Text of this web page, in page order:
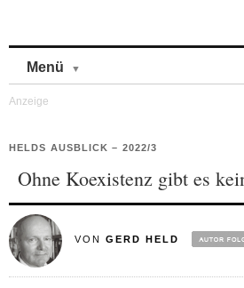
Menü
HELDS AUSBLICK – 2022/3
Ohne Koexistenz gibt es
VON GERD HELD